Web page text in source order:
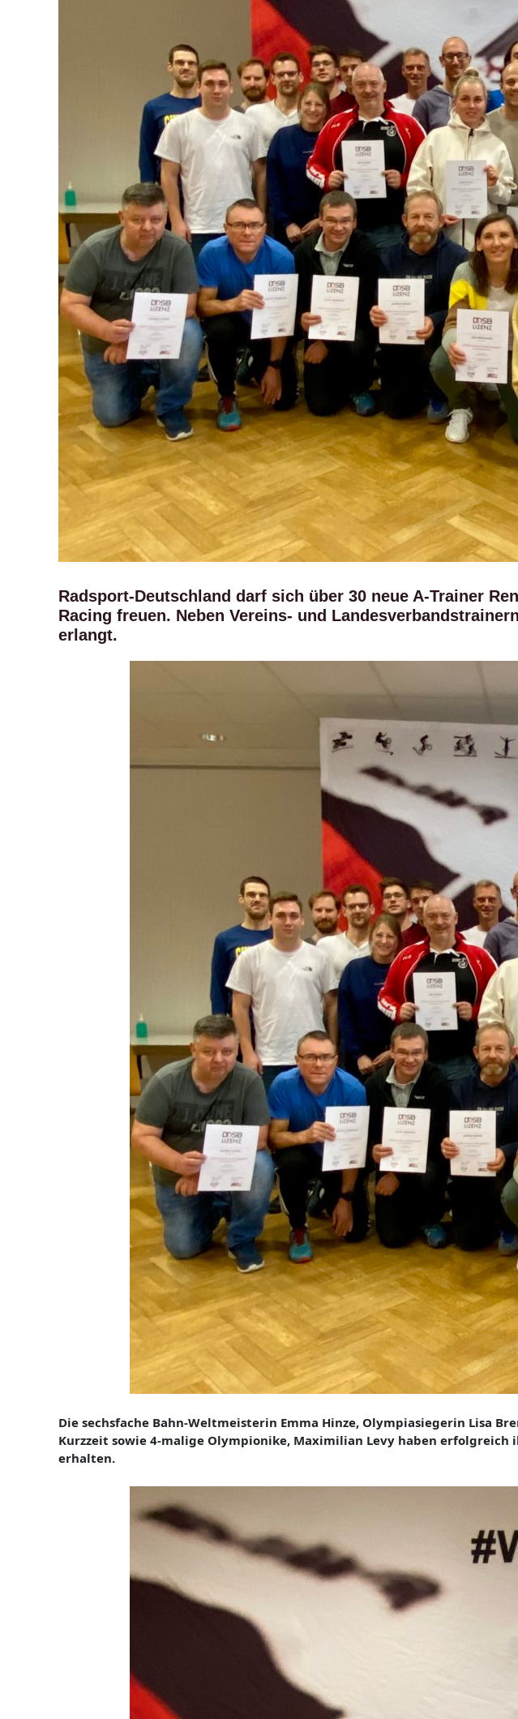
Radsport-Deutschland darf sich über 30 neue A-Trainer
Racing freuen. Neben Vereins- und
erlangt.
Die sechsfache Bahn-Weltmeisterin Emma Hinze, Olympiasiegerin Lisa
Kurzzeit sowie 4-malige Olympionike, Maximilian Levy haben
erhalten.